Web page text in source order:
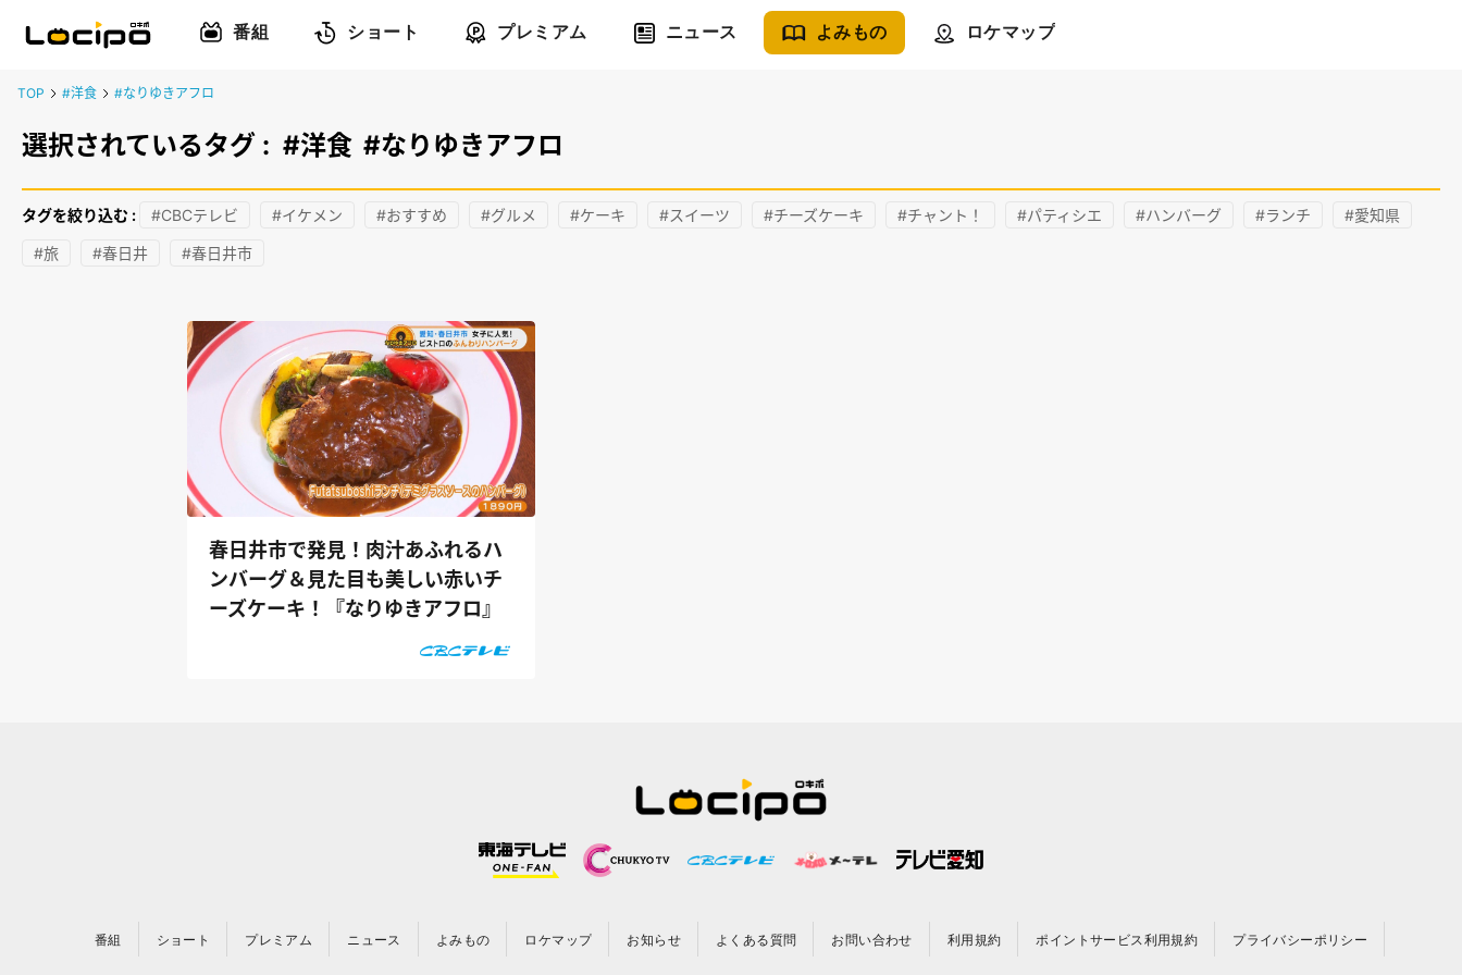
番組 ショート プレミアム ニュース よみもの ロケマップ
TOP #洋食 #なりゆきアフロ
選択されているタグ : #洋食 #なりゆきアフロ
タグを絞り込む : #CBCテレビ #イケメン #おすすめ #グルメ #ケーキ #スイーツ #チーズケーキ #チャント！ #パティシエ #ハンバーグ #ランチ #愛知県
#旅 #春日井 #春日井市
春日井市で発見！肉汁あふれるハ
ンバーグ＆見た目も美しい赤いチ
ーズケーキ！『なりゆきアフロ』
番組 ショート プレミアム ニュース よみもの ロケマップ お知らせ よくある質問 お問い合わせ 利用規約 ポイントサービス利用規約 プライバシーポリシー